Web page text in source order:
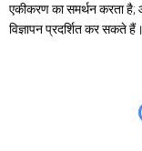
एकीकरण का समर्थन करता है;
विज्ञापन प्रदर्शित कर सकते हैं।